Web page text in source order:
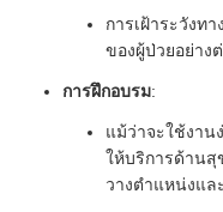
การเฝ้าระวังท
ของผู้ป่วยอย่าง
การฝึกอบรม:
แม้ว่าจะใช้งาน
ให้บริการด้านสุ
วางตำแหน่งแล